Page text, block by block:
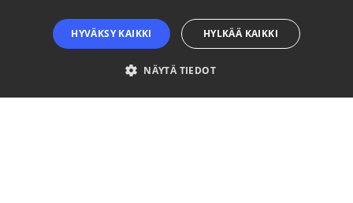
HYVÄKSY KAIKKI HYLKÄÄ KAIKKI
NÄYTÄ TIEDOT